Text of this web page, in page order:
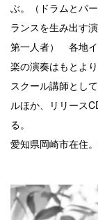
ぶ。（ドラムとパ
ランスを生み出す
第一人者） 各地イ
楽の演奏はもとよ
スクール講師とし
ルほか、リリース
る。
愛知県岡崎市在住